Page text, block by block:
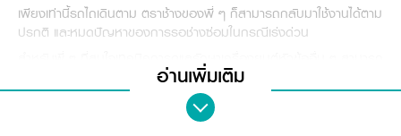
เพียงเท่านี้รถไถเดินตาม ตราช้างของพี่ ๆ ก็สามารถกลับมาใช้งานได้ตาม
ปรกติ และหมดปัญหาของการรอช่างซ่อมในกรณีเร่งด่วน
สำหรับพี่ ๆ ที่สนใจเทคนิคการดูแลรักษาเครื่องยนต์หัวข้ออื่น ๆ สามารถ
ศึกษาได้ที่ฟังก์ชันในแอปพลิเคชัน Kubota Smart >> เลือก
“เครื่องยนต์&รถไถ” และดูหัวข้อที่สนใจอื่น ๆ แล้วพบกันใหม่ในหัวข้อต่อ
อ่านเพิ่มเติม